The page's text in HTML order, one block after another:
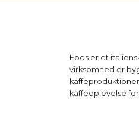
Epos er et
virksomhed er
kaffeoplevelse